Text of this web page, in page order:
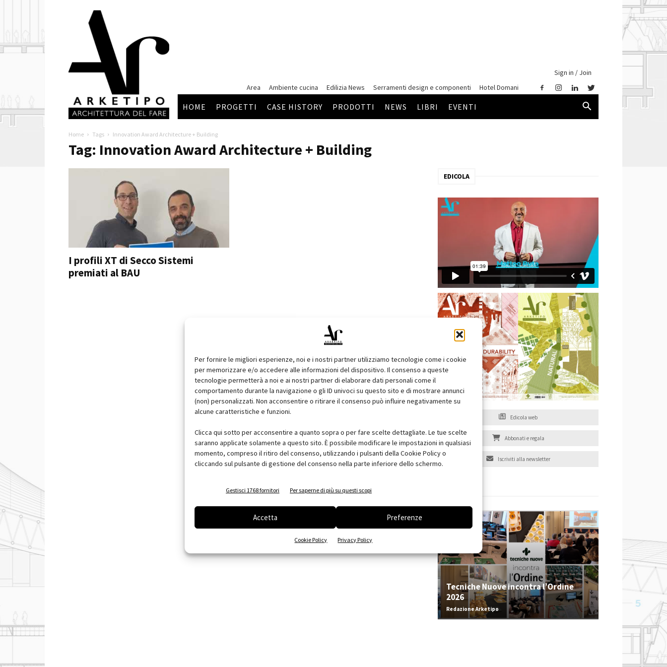
Per fornire le migliori esperienze, noi e i nostri partner utilizziamo tecnologie come i cookie
per memorizzare e/o accedere alle informazioni del dispositivo. Il consenso a queste
tecnologie permetterà a noi e ai nostri partner di elaborare dati personali come il
comportamento durante la navigazione o gli ID univoci su questo sito e di mostrare annunci
(non) personalizzati. Non acconsentire o ritirare il consenso può influire negativamente su
alcune caratteristiche e funzioni.
Clicca qui sotto per acconsentire a quanto sopra o per fare scelte dettagliate. Le tue scelte
saranno applicate solamente a questo sito. È possibile modificare le impostazioni in qualsiasi
momento, compreso il ritiro del consenso, utilizzando i pulsanti della Cookie Policy o
cliccando sul pulsante di gestione del consenso nella parte inferiore dello schermo.
Gestisci 1768 fornitori Per saperne di più su questi scopi
Accetta Preferenze
Cookie Policy Privacy Policy
Arketipo
Sign in / Join
Area
Ambiente cucina Edilizia News Serramenti design e componenti Hotel Domani
HOME PROGETTI CASE HISTORY PRODOTTI NEWS LIBRI EVENTI
Home Tags Innovation Award Architecture + Building
Tag: Innovation Award Architecture + Building
I profili XT di Secco Sistemi
premiati al BAU
EDICOLA
Edicola web
Abbonati e regala
Iscriviti alla newsletter
Tecniche Nuove incontra l’Ordine
2026
Redazione Arketipo